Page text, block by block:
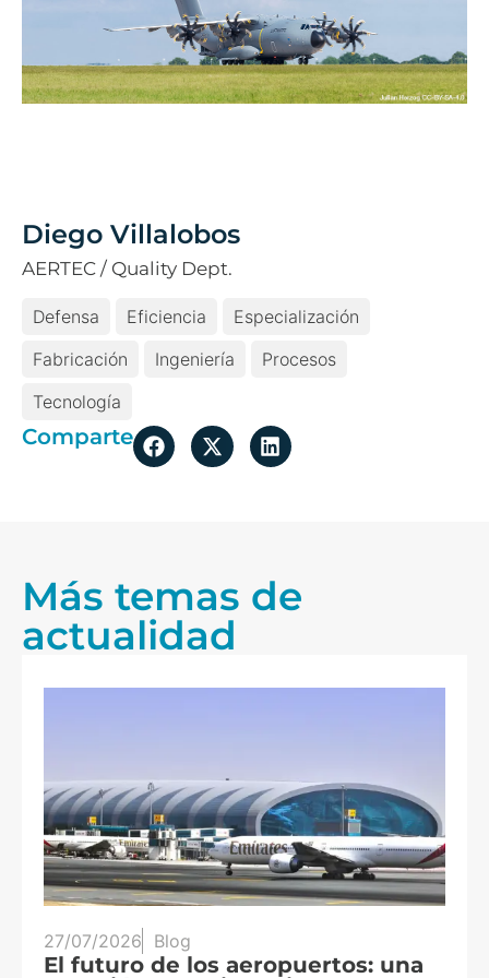
Diego Villalobos
AERTEC / Quality Dept.
Defensa Eficiencia
Especialización
Fabricación
Ingeniería
Procesos
Tecnología
Comparte
Más temas de
actualidad
una
Tres eclipses en tres